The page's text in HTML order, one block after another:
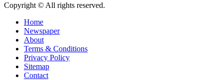
Copyright © All rights reserved.
Home
Newspaper
About
Terms & Conditions
Privacy Policy
Sitemap
Contact